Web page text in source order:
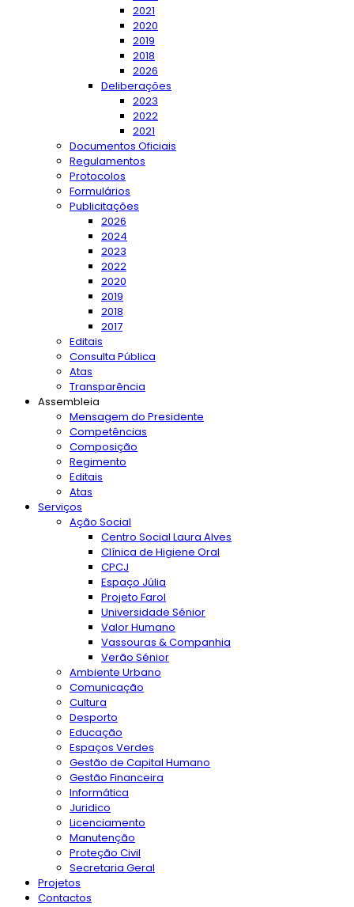
2021
2020
2019
2018
2026
Deliberações
2023
2022
2021
Documentos Oficiais
Regulamentos
Protocolos
Formulários
Publicitações
2026
2024
2023
2022
2020
2019
2018
2017
Editais
Consulta Pública
Atas
Transparência
Assembleia
Mensagem do Presidente
Competências
Composição
Regimento
Editais
Atas
Serviços
Ação Social
Centro Social Laura Alves
Clínica de Higiene Oral
CPCJ
Espaço Júlia
Projeto Farol
Universidade Sénior
Valor Humano
Vassouras & Companhia
Verão Sénior
Ambiente Urbano
Comunicação
Cultura
Desporto
Educação
Espaços Verdes
Gestão de Capital Humano
Gestão Financeira
Informática
Juridico
Licenciamento
Manutenção
Proteção Civil
Secretaria Geral
Projetos
Contactos